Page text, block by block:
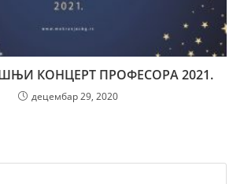
КОНЦЕРТ ПРОФЕСОРА 2021.
децембар 29, 2020